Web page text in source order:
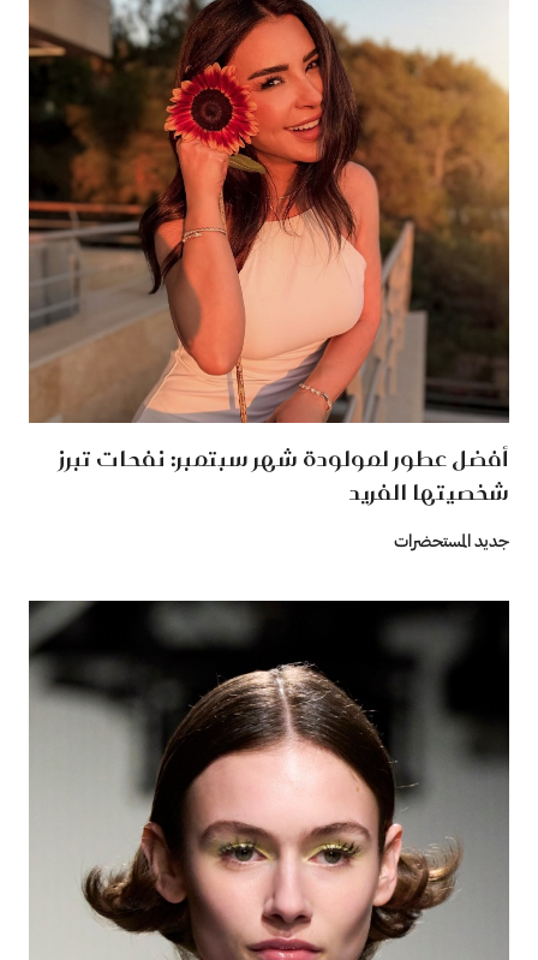
أفضل عطور لمولودة شهر سبتمبر: نفحات تبرز
شخصيتها الفريد
جديد المستحضرات